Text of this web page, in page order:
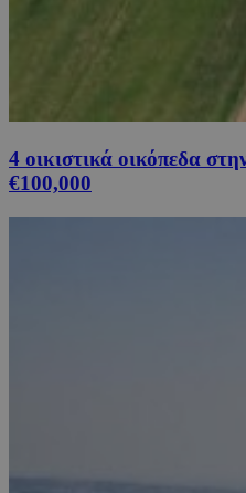
4 οικιστικά οικόπεδα
€100,000